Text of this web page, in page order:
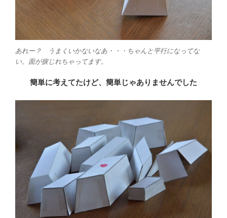
あれー？ うまくいかないなあ・・・ちゃんと平行になってな
い。面が捩じれちゃってます。
簡単に考えてたけど、簡単じゃありませんでした